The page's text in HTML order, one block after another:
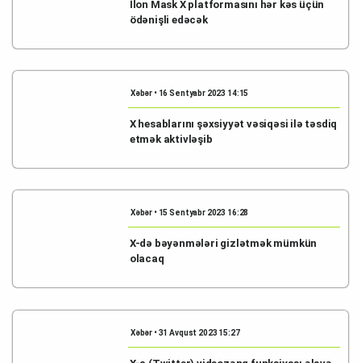
İlon Mask X platformasını hər kəs üçün
ödənişli edəcək
Xəbər • 16 Sentyabr 2023 14:15
X hesablarını şəxsiyyət vəsiqəsi ilə təsdiq
etmək aktivləşib
Xəbər • 15 Sentyabr 2023 16:28
X-də bəyənmələri gizlətmək mümkün
olacaq
Xəbər • 31 Avqust 2023 15:27